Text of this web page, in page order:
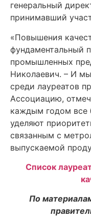
генеральный
принимавший
«Повышения
фундаментальный
промышленных
Николаевич. – И
среди лауреатов
Ассоциацию,
каждым годом все
уделяют
связанным с
выпускаемой
Список
По